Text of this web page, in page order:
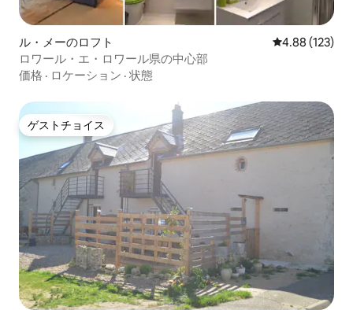
ル・メーのロフト レビュー123
4.88 (123)
ロワール・エ・ロワール県の中心部
価格 · ロケーション · 状態
ゲストチョイス
ゲストチョイス